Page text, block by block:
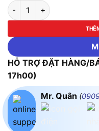
Bộ Vít Đa Năng Pro'skit
HỖ TRỢ ĐẶT HÀNG/
17h00)
Mr. Quân (